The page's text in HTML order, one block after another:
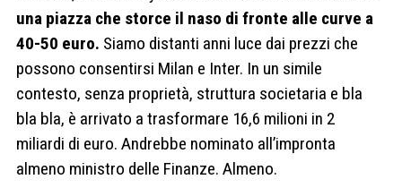
una piazza che storce il naso di fronte alle curve a
40-50 euro. Siamo distanti anni luce dai prezzi che
possono consentirsi Milan e Inter. In un simile
contesto, senza proprietà, struttura societaria e bla
bla bla, è arrivato a trasformare 16,6 milioni in 2
miliardi di euro. Andrebbe nominato all’impronta
almeno ministro delle Finanze. Almeno.